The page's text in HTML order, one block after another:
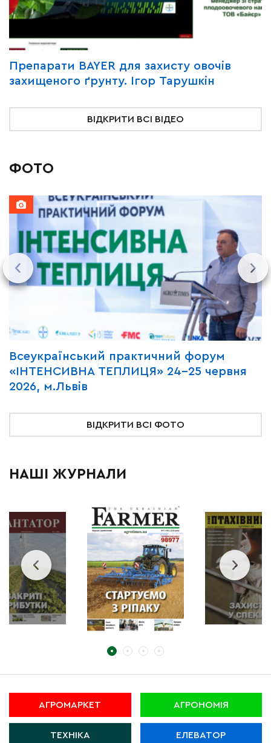
Препарати BAYER для захисту овочів
захищеного ґрунту. Ігор Тарушкін
ВІДКРИТИ ВСІ ВІДЕО
ФОТО
Всеукраїнський практичний форум
«ІНТЕНСИВНА ТЕПЛИЦЯ» 24-25 червня
2026, м.Львів
ВІДКРИТИ ВСІ ФОТО
НАШІ ЖУРНАЛИ
АГРОМАРКЕТ АГРОНОМІЯ
ТЕХНІКА ЕЛЕВАТОР